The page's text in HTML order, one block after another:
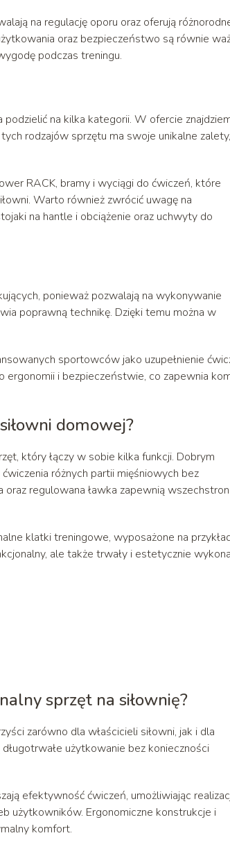
na regulację oporu oraz oferują
oraz bezpieczeństwo są równie
podczas treningu.
na kilka kategorii. W ofercie
rodzajów sprzętu ma swoje unikalne zalety,
RACK, bramy i wyciągi do ćwiczeń, które
Warto również zwrócić uwagę na
na hantle i obciążenie oraz uchwyty do
ponieważ pozwalają na wykonywanie
poprawną technikę. Dzięki temu można w
sportowców jako uzupełnienie
ergonomii i bezpieczeństwie, co zapewnia
domowej?
który łączy w sobie kilka funkcji. Dobrym
różnych partii mięśniowych bez
regulowana ławka zapewnią
klatki treningowe, wyposażone na
ale także trwały i estetycznie
sprzęt na siłownię?
zarówno dla właścicieli siłowni, jak i dla
użytkowanie bez konieczności
efektywność ćwiczeń, umożliwiając
użytkowników. Ergonomiczne konstrukcje i
komfort.